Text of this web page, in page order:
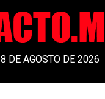
DE AGOSTO DE 2026